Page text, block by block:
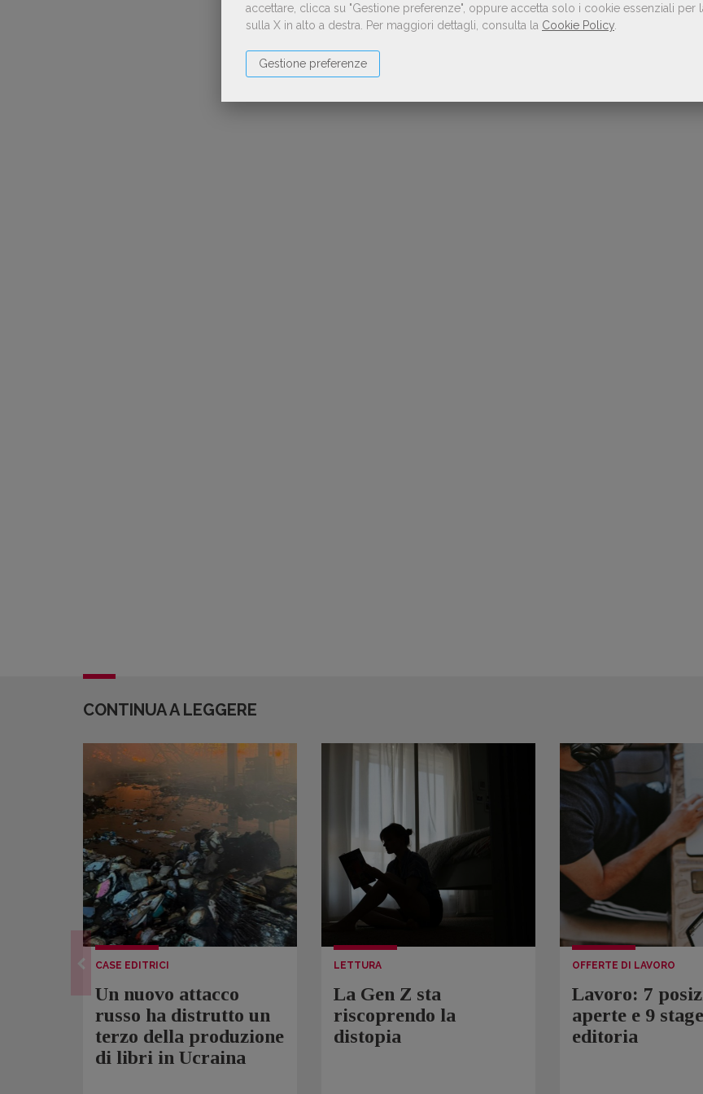
accettare, clicca su "Gestione preferenze", oppure accetta solo i cookie essenziali per
sulla X in alto a destra.
Per maggiori dettagli, consulta la Cookie Policy
Gestione preferenze
CONTINUA A LEGGERE
CASE EDITRICI
Un nuovo attacco
russo ha distrutto un
terzo della produzione
di libri in Ucraina
LETTURA
La Gen Z sta
riscoprendo la
distopia
OFFERTE DI LAVORO
Lavoro: 7
aperte e 9
editoria